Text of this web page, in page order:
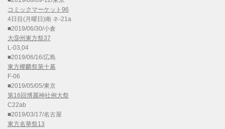
コミックマーケット96
4日目(月曜日)南 ネ-21a
■2019/06/30/小倉
大⑨州東方祭37
L-03,04
■2019/06/16/広島
東方椰麟祭第十幕
F-06
■2019/05/05/東京
第16回博麗神社例大祭
C22ab
■2019/03/17/名古屋
東方名華祭13